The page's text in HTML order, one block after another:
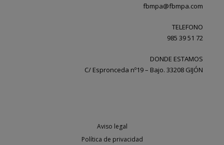
fbmpa@fbmpa.com
TELEFONO
985 39 51 72
DONDE ESTAMOS
C/ Espronceda nº19 – Bajo. 33208 GIJÓN
Aviso legal
Política de privacidad